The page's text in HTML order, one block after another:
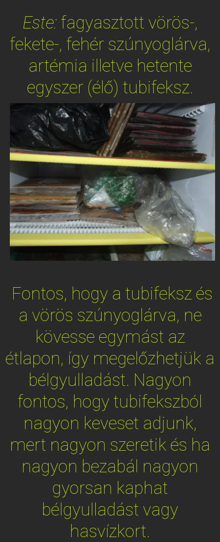
Este: fagyasztott vörös-,
fekete-, fehér szúnyoglárva,
artémia illetve hetente
egyszer (élő) tubifeksz.
Fontos, hogy a tubifeksz és
a vörös szúnyoglárva, ne
kövesse egymást az
étlapon, így megelőzhetjük a
bélgyulladást. Nagyon
fontos, hogy tubifekszból
nagyon keveset adjunk,
mert nagyon szeretik és ha
nagyon bezabál nagyon
gyorsan kaphat
bélgyulladást vagy
hasvízkort.